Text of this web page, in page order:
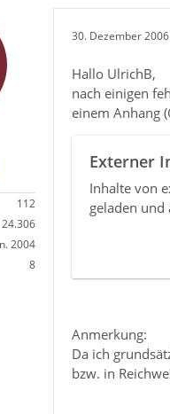
112
24.306
2004
8
30. Dezember
Hallo UlrichB,
nach einigen
einem Anhang
Externer
Inhalte von
geladen und
Anmerkung:
Da ich
bzw. in